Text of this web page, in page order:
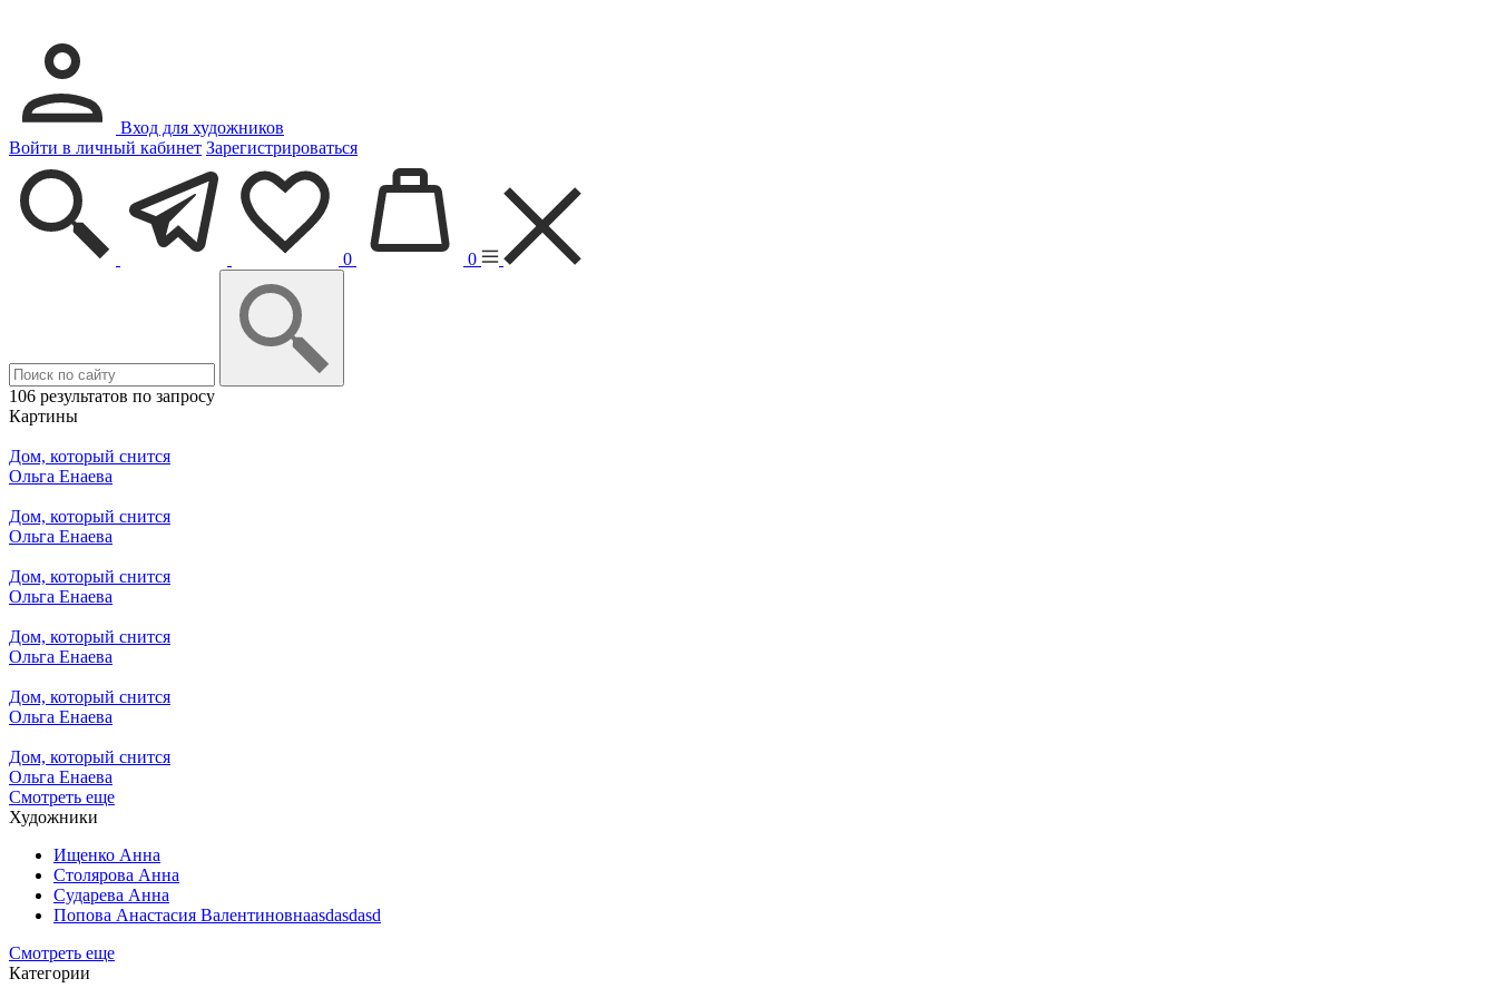
Вход для художников
Войти в личный кабинет Зарегистрироваться
0 0
106 результатов по запросу
Картины
Дом, который снится
Ольга Енаева
Дом, который снится
Ольга Енаева
Дом, который снится
Ольга Енаева
Дом, который снится
Ольга Енаева
Дом, который снится
Ольга Енаева
Дом, который снится
Ольга Енаева
Смотреть еще
Художники
Ищенко Анна
Столярова Анна
Сударева Анна
Попова Анастасия Валентиновнаasdasdasd
Смотреть еще
Категории